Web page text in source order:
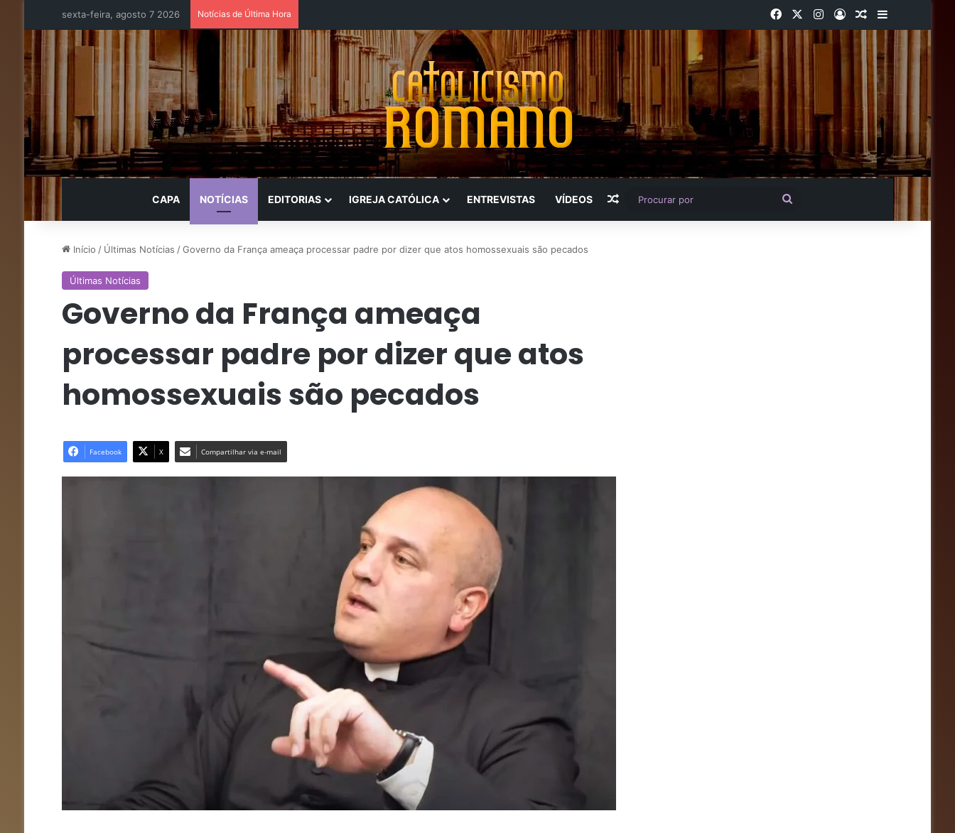
sexta-feira, agosto 7 2026 Notícias de Última Hora FacebookInstagram
EntrarArtigo aleatório
Barra
CAPA NOTÍCIAS EDITORIAS IGREJA CATÓLICA ENTREVISTAS VÍDEOS Artigo aleatório
por
Início / Últimas Notícias /Governo da França ameaça processar padre por dizer que atos homossexuais são pecados
Últimas Notícias
Governo da França ameaça
processar padre por dizer que atos
homossexuais são pecados
Facebook X Compartilhar via e-mail